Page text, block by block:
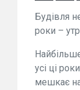
Будівля
роки –
усі ці
мешкає на